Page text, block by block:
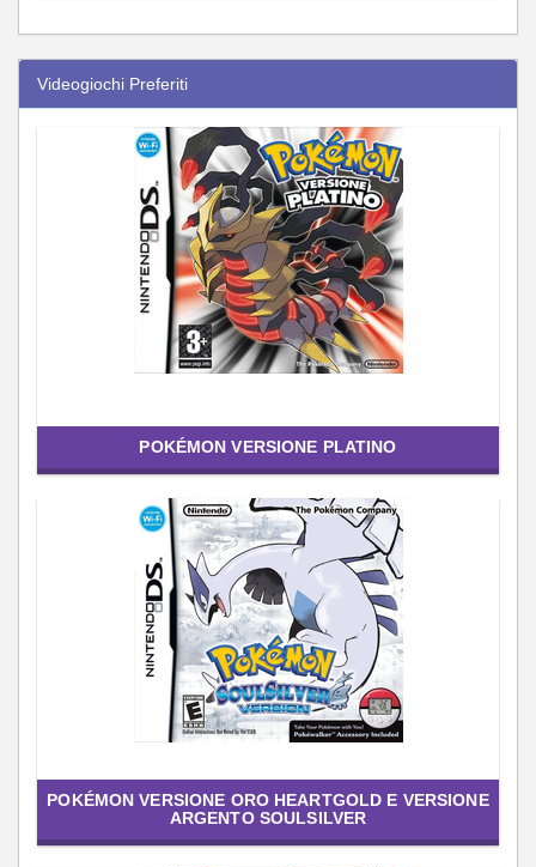
Videogiochi Preferiti
POKÉMON VERSIONE PLATINO
POKÉMON VERSIONE ORO HEARTGOLD E VERSIONE
ARGENTO SOULSILVER